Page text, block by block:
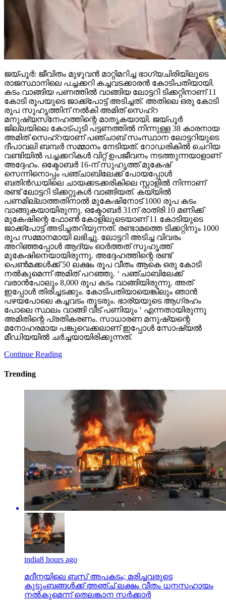
ജയ്പൂര്‍: ജീവിതം മുഴുവന്‍ മാറ്റിമറിച്ച ഭാഗ്യചിരിയിലൂടെ
രാജസ്ഥാനിലെ പച്ചക്കറി കച്ചവടക്കാരന്‍ കോടിപതിയായി.
കടം വാങ്ങിയ പണത്തില്‍ വാങ്ങിയ ലോട്ടറി ടിക്കറ്റിനാണ് 11
രൂപ സുഹൃത്തിന് നല്‍കി അമിത് സെഹ്‌റ
മനുഷ്യസ്‌നേഹത്തിന്റെ മാതൃകയായി. ജയ്പൂര്‍
ജില്ലയിലെ കോട്പുടി പട്ടണത്തില്‍ നിന്നുള്ള 38 കാരനായ
അമിത് സെഹ്‌റയാണ് പഞ്ചാബ് സംസ്ഥാന ലോട്ടറിയുടെ
ദീപാവലി ബമ്പര്‍ സമ്മാനം നേടിയത്. റോഡരികില്‍ ചെറിയ
വണ്ടിയില്‍ പച്ചക്കറികള്‍ വിറ്റ് ഉപജീവനം നടത്തുന്നയാളാണ്
അദ്ദേഹം. ഒക്ടോബര്‍ 16-ന് സുഹൃത്ത് മുകേഷ്
സെന്നിനൊപ്പം പഞ്ചാബിലേക്ക് പോയപ്പോള്‍
ബതിന്‍ഡയിലെ ചായക്കടക്കരികിലെ സ്റ്റാളില്‍ നിന്നാണ്
രണ്ട് ലോട്ടറി ടിക്കറ്റുകള്‍ വാങ്ങിയത്. കയ്യില്‍
പണമില്ലാത്തതിനാല്‍ മുകേഷിനോട് 1000 രൂപ കടം
വാങ്ങുകയായിരുന്നു. ഒക്ടോബര്‍ 31ന് രാത്രി 10 മണിക്ക്
മുകേഷിന്റെ ഫോണ്‍ കോളിലൂടെയാണ് 11 കോടിയുടെ
ജാക്ക്‌പോട്ട് അടിച്ചതറിയുന്നത്. രണ്ടാമത്തെ ടിക്കറ്റിനും 1000
രൂപ സമ്മാനമായി ലഭിച്ചു. ലോട്ടറി അടിച്ച വിവരം
അറിഞ്ഞപ്പോള്‍ ആദ്യം ഓര്‍ത്തത് സുഹൃത്ത്
മുകേഷിനെയായിരുന്നു. അദ്ദേഹത്തിന്റെ രണ്ട്
പെണ്‍മക്കള്‍ക്ക് 50 ലക്ഷം രൂപ വീതം ആകെ ഒരു കോടി
നല്‍കുമെന്ന് അമിത് പറഞ്ഞു. ‘ പഞ്ചാബിലേക്ക്
വരാന്‍പോലും 8,000 രൂപ കടം വാങ്ങിയിരുന്നു. അത്
ഇപ്പോള്‍ തിരിച്ചടക്കും. കോടിപതിയായെങ്കിലും ഞാന്‍
പഴയപോലെ കച്ചവടം തുടരും. ഭാര്യയുടെ ആഗ്രഹം
പോലെ സ്ഥലം വാങ്ങി വീട് പണിയും ‘ എന്നതായിരുന്നു
അമിതിന്റെ പ്രതികരണം. സാധാരണ മനുഷ്യന്റെ
മനോഹരമായ പങ്കുവെക്കലാണ് ഇപ്പോള്‍ സോഷ്യല്‍
മീഡിയയില്‍ ചര്‍ച്ചയായിരിക്കുന്നത്.
Continue Reading
Trending
india8 hours ago
മദീനയിലെ ബസ് അപകടം; മരിച്ചവരുടെ
കുടുംബങ്ങള്‍ക്ക് അഞ്ച് ലക്ഷം വീതം ധനസഹായം
നല്‍കുമെന്ന് തെലങ്കാന സര്‍ക്കാര്‍